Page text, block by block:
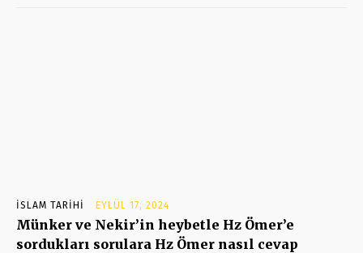
İSLAM TARIHI EYLÜL 17, 2024
Münker ve Nekir’in heybetle Hz Ömer’e
sordukları sorulara Hz Ömer nasıl cevap